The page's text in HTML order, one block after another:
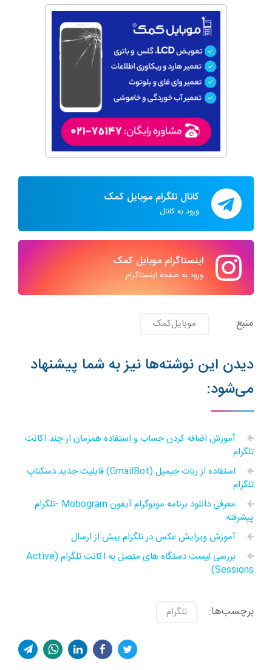
کانال تلگرام موبایل کمک
ورود به کانال
اینستاگرام موبایل کمک
ورود به صفحه اینستاگرام
منبع موبایل‌کمک
دیدن این نوشته‌ها نیز به شما پیشنهاد
می‌شود:
آموزش اضافه کردن حساب و استفاده همزمان از چند اکانت
تلگرام
استفاده از ربات جیمیل (GmailBot) قابلیت‌ جدید دسکتاپ
تلگرام
معرفی دانلود برنامه موبوگرام آیفون Mobogram -تلگرام
پیشرفته
آموزش ویرایش عکس در تلگرام پیش از ارسال
بررسی لیست دستگاه های متصل به اکانت تلگرام (Active
Sessions)
برچسب‌ها: تلگرام